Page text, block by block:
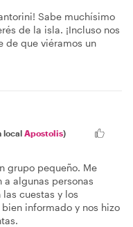
Sabe muchísimo
de la isla. ¡Incluso nos
de que viéramos un
local Apostolis)
grupo pequeño. Me
algunas personas
cuestas y los
informado y nos hizo